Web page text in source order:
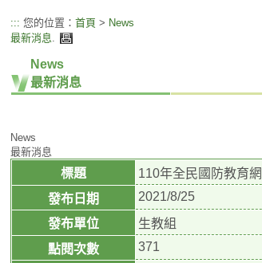
::: 您的位置： 首頁 > News
最新消息.
News
最新消息
News
最新消息
標題
110年全民國防教育
發布日期
2021/8/25
發布單位
生教組
點閱次數
371